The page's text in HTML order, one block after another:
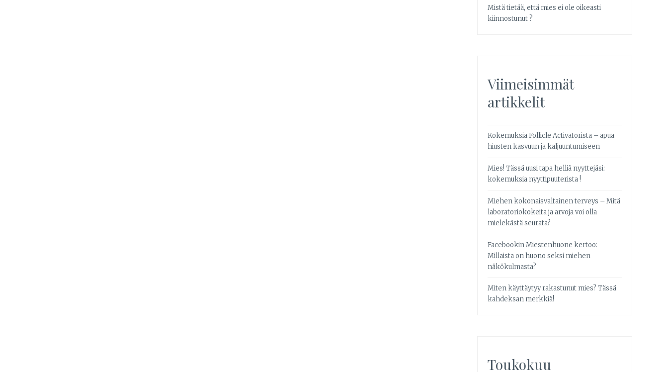
Mistä tietää, että mies ei ole oikeasti
kiinnostunut ?
Viimeisimmät
artikkelit
Kokemuksia Follicle Activatorista – apua
hiusten kasvuun ja kaljuuntumiseen
Mies! Tässä uusi tapa helliä nyyttejäsi:
kokemuksia nyyttipuuterista !
Miehen kokonaisvaltainen terveys – Mitä
laboratoriokokeita ja arvoja voi olla
mielekästä seurata?
Facebookin Miestenhuone kertoo:
Millaista on huono seksi miehen
näkökulmasta?
Miten käyttäytyy rakastunut mies? Tässä
kahdeksan merkkiä!
Toukokuu